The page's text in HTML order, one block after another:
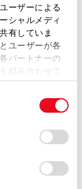
ーザーによる
シャルメディ
有していま
ユーザーが各
パートナーの
組み合わせて
用を続行する
れることに同
プトアウト、
は、当社の
」をご覧くだ